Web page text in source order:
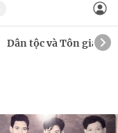
Dân tộc và Tôn giáo